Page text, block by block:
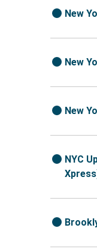
New
New
New
NYC